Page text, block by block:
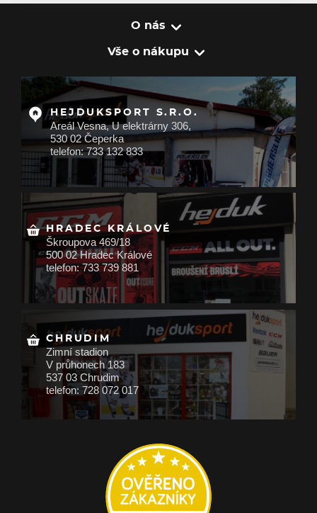
O nás
Vše o nákupu
HEJDUKSPORT S.R.O.
Areál Vesna, U elektrárny 306,
530 02 Čeperka
telefon: 733 132 833
HRADEC KRÁLOVÉ
Škroupova 469/18
500 02 Hradec Králové
telefon: 733 739 881
CHRUDIM
Zimní stadion
V průhonech 183
537 03 Chrudim
telefon: 728 072 017